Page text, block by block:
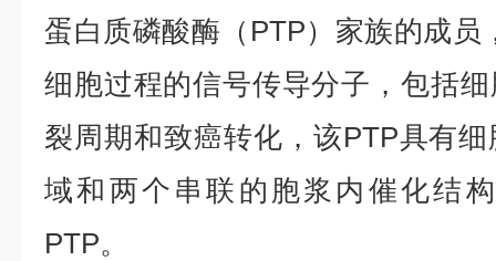
蛋白质磷酸酶（PTP）家族的成员
细胞过程的信号传导分子，包括
裂周期和致癌转化，该PTP具有
域和两个串联的胞浆内催化结
PTP。